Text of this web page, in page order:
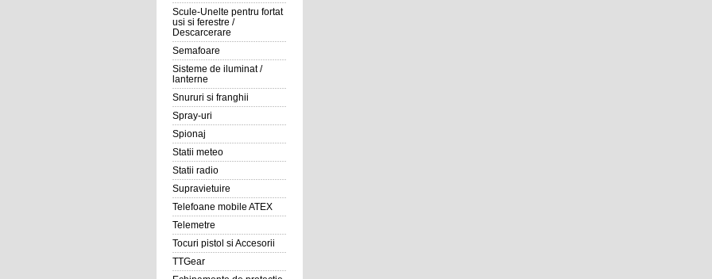
Scule-Unelte pentru fortat
usi si ferestre /
Descarcerare
Semafoare
Sisteme de iluminat /
lanterne
Snururi si franghii
Spray-uri
Spionaj
Statii meteo
Statii radio
Supravietuire
Telefoane mobile ATEX
Telemetre
Tocuri pistol si Accesorii
TTGear